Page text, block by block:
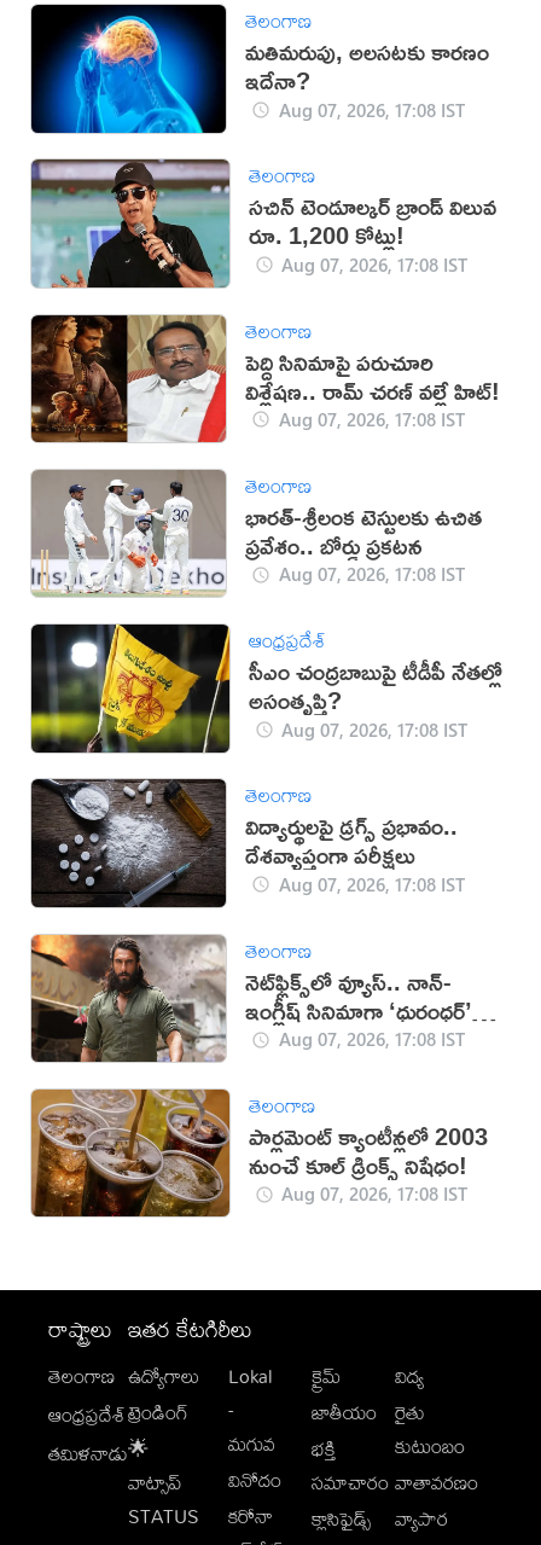
తెలంగాణ
మతిమరుపు, అలసటకు కారణం
ఇదేనా?
Aug 07, 2026, 17:08 IST
తెలంగాణ
సచిన్ టెండూల్కర్ బ్రాండ్ విలువ
రూ. 1,200 కోట్లు!
Aug 07, 2026, 17:08 IST
తెలంగాణ
పెద్ది సినిమాపై పరుచూరి
విశ్లేషణ.. రామ్ చరణ్ వల్లే హిట్!
Aug 07, 2026, 17:08 IST
తెలంగాణ
భారత్-శ్రీలంక టెస్టులకు ఉచిత
ప్రవేశం.. బోర్డు ప్రకటన
Aug 07, 2026, 17:08 IST
ఆంధ్రప్రదేశ్
సీఎం చంద్రబాబుపై టీడీపీ నేతల్లో
అసంతృప్తి?
Aug 07, 2026, 17:08 IST
తెలంగాణ
విద్యార్థులపై డ్రగ్స్ ప్రభావం..
దేశవ్యాప్తంగా పరీక్షలు
Aug 07, 2026, 17:08 IST
తెలంగాణ
నెట్‌ఫ్లిక్స్‌లో వ్యూస్.. నాన్-
ఇంగ్లీష్ సినిమాగా ‘ధురంధర్’
రికార్డుAug 07, 2026, 17:08 IST
తెలంగాణ
పార్లమెంట్ క్యాంటీన్లలో 2003
నుంచే కూల్ డ్రింక్స్ నిషేధం!
Aug 07, 2026, 17:08 IST
రాష్ట్రాలు
తెలంగాణ
ఆంధ్రప్రదేశ్
తమిళనాడు
ఇతర కేటగిరీలు
ఉద్యోగాలు
ట్రెండింగ్
🌟
వాట్సాప్
STATUS
Lokal
-
మగువ
వినోదం
కరోనా
క్రైమ్
జాతీయం
భక్తి
సమాచారం
క్లాసిఫైడ్స్
విద్య
రైతు
కుటుంబం
వాతావరణం
వ్యాపార